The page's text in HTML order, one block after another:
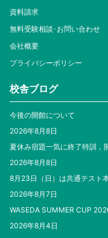
資料請求
無料受験相談･お問い合わせ
会社概要
プライバシーポリシー
校舎ブログ
今後の開館について
2026年8月8日
夏休み宿題一気に終了特訓，
2026年8月8日
8月23日（日）は共通テスト
2026年8月7日
WASEDA SUMMER CUP
2026年8月4日